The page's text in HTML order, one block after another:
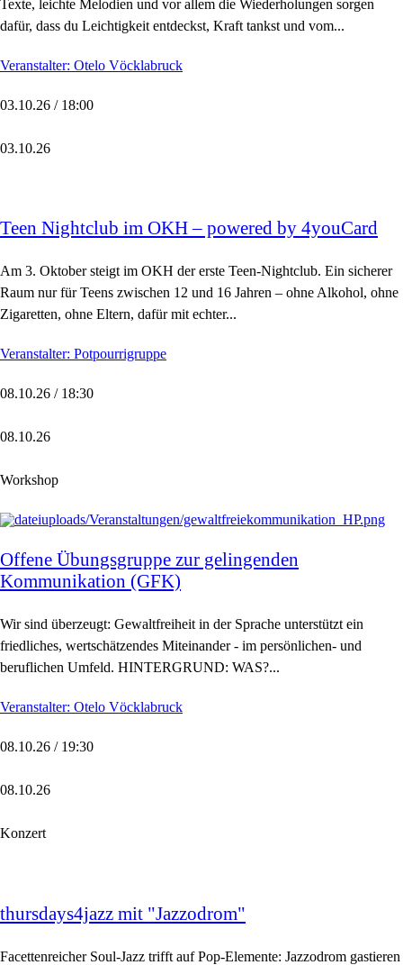
Texte, leichte Melodien und vor allem die Wiederholungen sorgen
dafür, dass du Leichtigkeit entdeckst, Kraft tankst und vom...
Veranstalter: Otelo Vöcklabruck
03.10.26 / 18:00
03.10.26
Teen Nightclub im OKH – powered by 4youCard
Am 3. Oktober steigt im OKH der erste Teen-Nightclub. Ein sicherer
Raum nur für Teens zwischen 12 und 16 Jahren – ohne Alkohol, ohne
Zigaretten, ohne Eltern, dafür mit echter...
Veranstalter: Potpourrigruppe
08.10.26 / 18:30
08.10.26
Workshop
Offene Übungsgruppe zur gelingenden
Kommunikation (GFK)
Wir sind überzeugt: Gewaltfreiheit in der Sprache unterstützt ein
friedliches, wertschätzendes Miteinander - im persönlichen- und
beruflichen Umfeld. HINTERGRUND: WAS?...
Veranstalter: Otelo Vöcklabruck
08.10.26 / 19:30
08.10.26
Konzert
thursdays4jazz mit "Jazzodrom"
Facettenreicher Soul-Jazz trifft auf Pop-Elemente: Jazzodrom gastieren